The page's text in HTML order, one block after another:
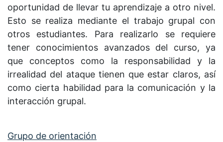
oportunidad de llevar tu aprendizaje a otro nivel.
Esto se realiza mediante el trabajo grupal con
otros estudiantes. Para realizarlo se requiere
tener conocimientos avanzados del curso, ya
que conceptos como la responsabilidad y la
irrealidad del ataque tienen que estar claros, así
como cierta habilidad para la comunicación y la
interacción grupal.
Grupo de orientación